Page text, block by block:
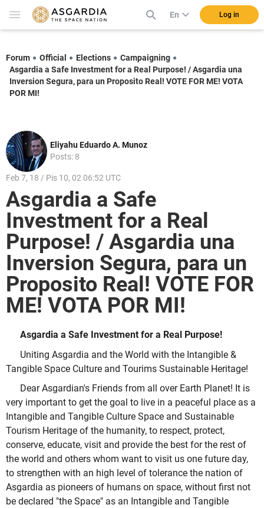
En Log in
Forum Official Elections
Campaigning
Asgardia a Safe Investment for a Real Purpose! / Asgardia una
Inversion Segura, para un Proposito Real! VOTE FOR ME! VOTA
POR MI!
Eliyahu Eduardo A. Munoz
Posts: 8
Feb 7, 18 / Pis 10, 02 06:52 UTC
Asgardia a Safe
Investment for a Real
Purpose! / Asgardia una
Inversion Segura, para un
Proposito Real! VOTE FOR
ME! VOTA POR MI!
Asgardia a Safe Investment for a Real Purpose!
Uniting Asgardia and the World with the Intangible &
Tangible Space Culture and Tourims Sustainable Heritage!
Dear Asgardian's Friends from all over Earth Planet! It is
very important to get the goal to live in a peaceful place as a
Intangible and Tangible Culture Space and Sustainable
Tourism Heritage of the humanity, to respect, protect,
conserve, educate, visit and provide the best for the rest of
the world and others whom want to visit us one future day,
to strengthen with an high level of tolerance the nation of
Asgardia as pioneers of humans on space, without first not
be declared "the Space" as an Intangible and Tangible